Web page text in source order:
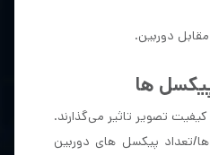
مقابل دوربین.
ها
بر کیفیت تصویر تاثیر می‌گذارند.
تعداد پیکسل های دوربین